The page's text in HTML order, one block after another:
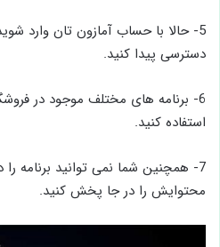
دسترسی پیدا کنید.
6- برنامه های مختلف موجود در
استفاده کنید.
7- همچنین شما نمی توانید برنامه را
محتوایش را در جا پخش کنید.